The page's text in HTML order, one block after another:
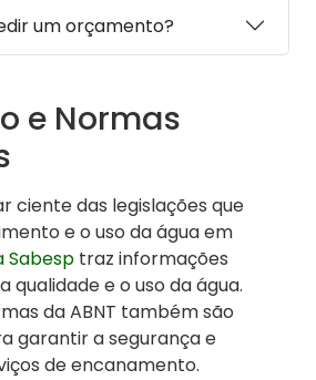
um orçamento?
e Normas
ciente das legislações que
e o uso da água em
Sabesp traz informações
qualidade e o uso da água.
da ABNT também são
garantir a segurança e
de encanamento.